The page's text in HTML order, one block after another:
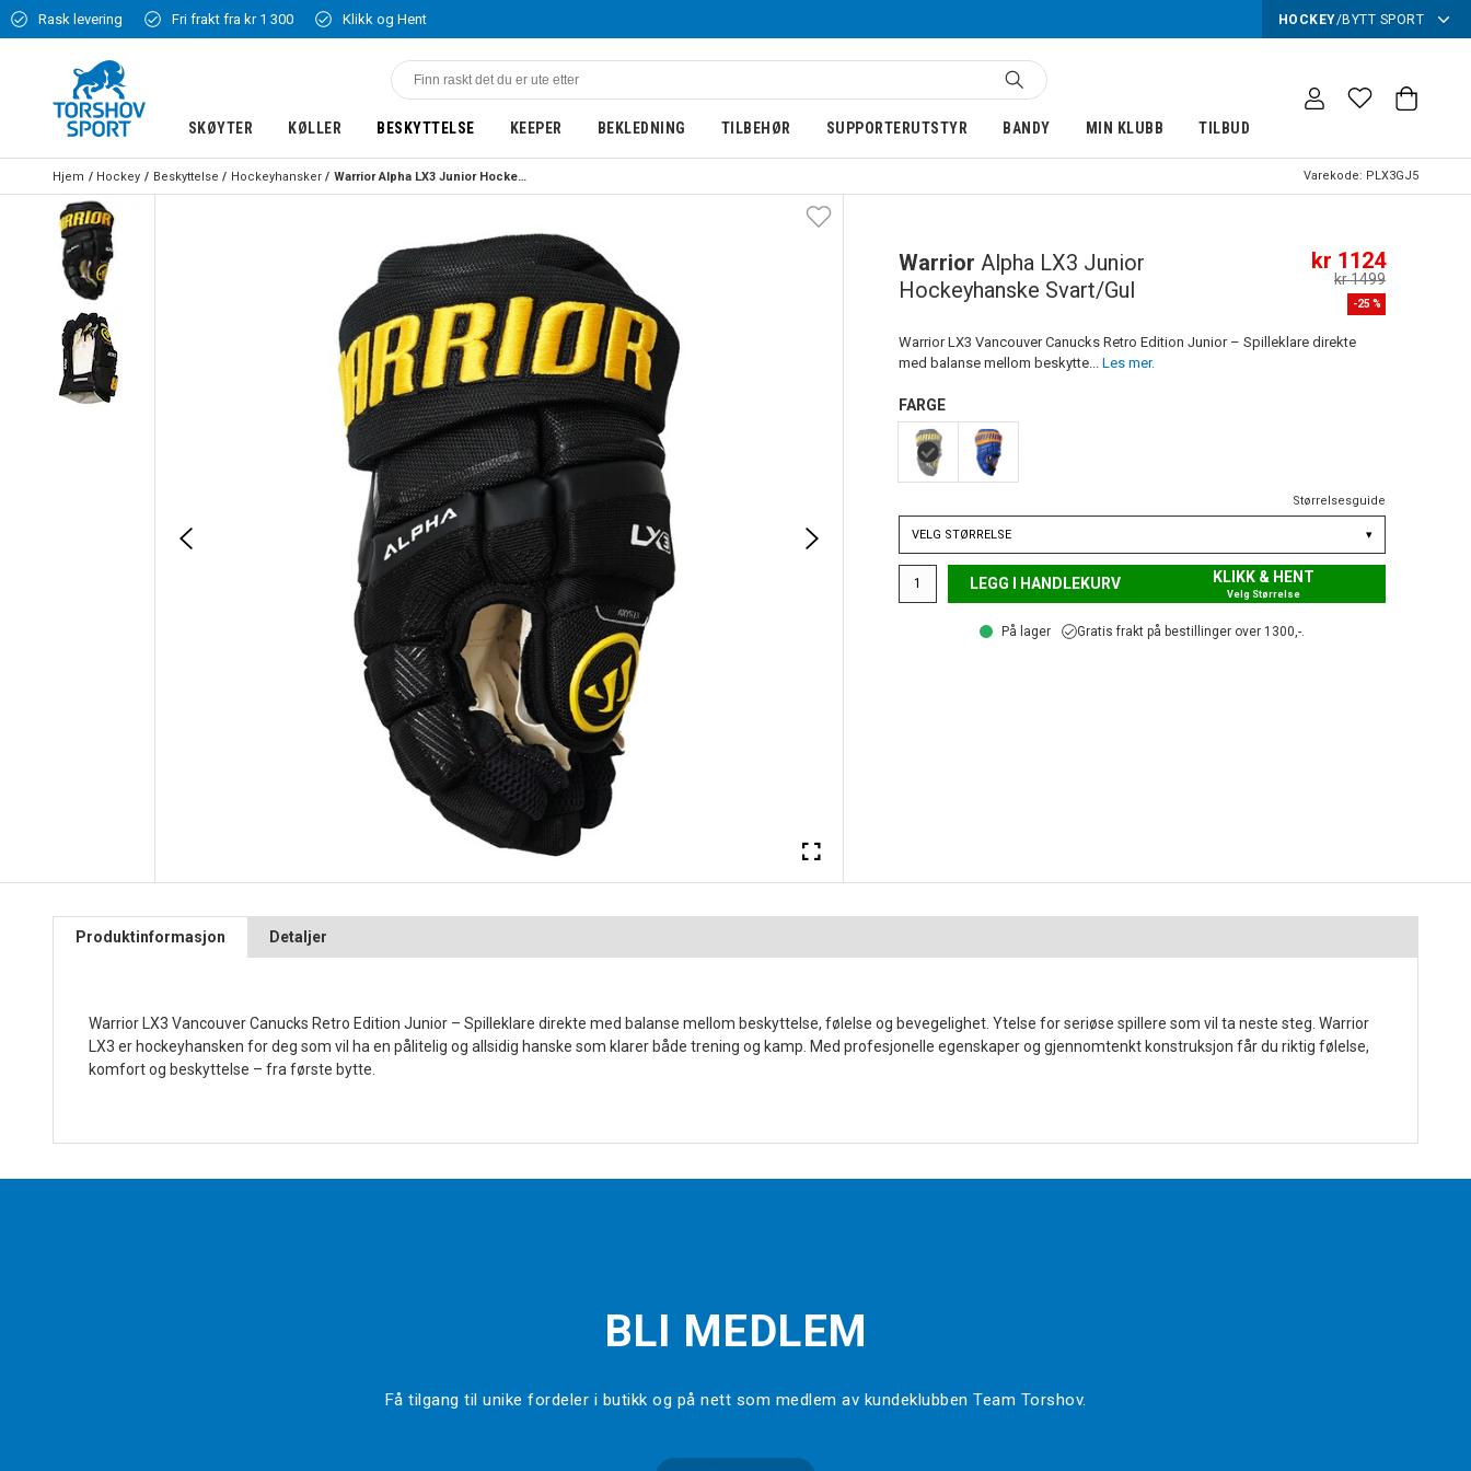
Rask levering Fri frakt fra kr 1 300 Klikk og Hent HOCKEY/BYTT SPORT
SKØYTER KØLLER BESKYTTELSE KEEPER BEKLEDNING TILBEHØR SUPPORTERUTSTYR BANDY MIN KLUBB TILBUD
Hjem Hockey Beskyttelse Hockeyhansker Warrior Alpha LX3 Junior Hockeyhanske Svart/Gul Varekode: PLX3GJ5
-25 %
Warrior Alpha LX3 Junior
Hockeyhanske Svart/Gul
kr 1124
kr 1499
Warrior LX3 Vancouver Canucks Retro Edition Junior – Spilleklare direkte
med balanse mellom beskytte... Les mer.
FARGE
Størrelsesguide
VELG STØRRELSE ▾
LEGG I HANDLEKURV KLIKK & HENT
Velg Størrelse
På lager Gratis frakt på bestillinger over 1300,-.
Produktinformasjon Detaljer
Warrior LX3 Vancouver Canucks Retro Edition Junior – Spilleklare direkte med balanse mellom beskyttelse, følelse og bevegelighet. Ytelse for seriøse spillere som vil ta neste steg. Warrior
LX3 er hockeyhansken for deg som vil ha en pålitelig og allsidig hanske som klarer både trening og kamp. Med profesjonelle egenskaper og gjennomtenkt konstruksjon får du riktig følelse,
komfort og beskyttelse – fra første bytte.
BLI MEDLEM
Få tilgang til unike fordeler i butikk og på nett som medlem av kundeklubben Team Torshov.